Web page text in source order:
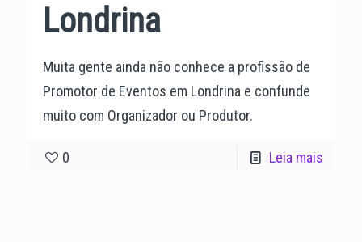
Londrina
Muita gente ainda não conhece a profissão de
Promotor de Eventos em Londrina e confunde
muito com Organizador ou Produtor.
0 Leia mais